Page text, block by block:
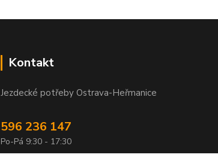
Kontakt
Jezdecké potřeby Ostrava-Heřmanice
596 236 147
Po-Pá 9:30 - 17:30